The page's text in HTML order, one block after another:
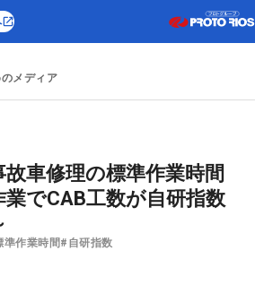
メディア
故車修理の標準作業時間
業でCAB工数が自研指数
準作業時間 #自研指数